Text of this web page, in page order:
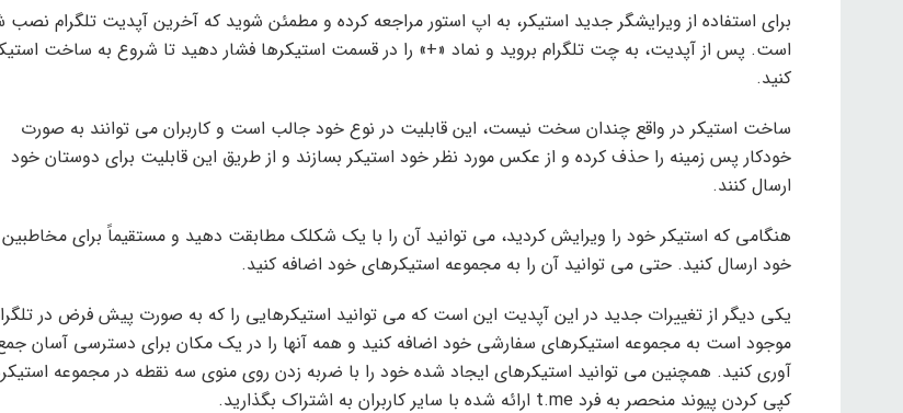
برای استفاده از ویرایشگر جدید استیکر، به اپ استور مراجعه کرده و مطمئن شوید که آخرین آپدیت تلگرام
است. پس از آپدیت، به چت تلگرام بروید و نماد «+» را در قسمت استیکرها فشار دهید تا شروع به ساخت
کنید.
ساخت استیکر در واقع چندان سخت نیست، این قابلیت در نوع خود جالب است و کاربران می توانند به صورت
خودکار پس زمینه را حذف کرده و از عکس مورد نظر خود استیکر بسازند و از طریق این قابلیت برای دوستان خود
ارسال کنند.
هنگامی که استیکر خود را ویرایش کردید، می توانید آن را با یک شکلک مطابقت دهید و مستقیماً برای مخاطبین
خود ارسال کنید. حتی می توانید آن را به مجموعه استیکرهای خود اضافه کنید.
یکی دیگر از تغییرات جدید در این آپدیت این است که می توانید استیکرهایی را که به صورت پیش فرض در
موجود است به مجموعه استیکرهای سفارشی خود اضافه کنید و همه آنها را در یک مکان برای دسترسی آسان
آوری کنید. همچنین می توانید استیکرهای ایجاد شده خود را با ضربه زدن روی منوی سه نقطه در مجموعه
کپی کردن پیوند منحصر به فرد t.me ارائه شده با سایر کاربران به اشتراک بگذارید.